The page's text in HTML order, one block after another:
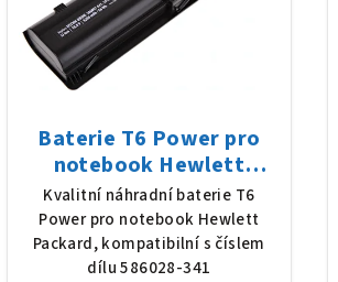
Baterie T6 Power pro
notebook Hewlett
Packard 586028-341, Li-
Ion, 10,8 V, 5200 mAh (56
Wh), černá
Kvalitní náhradní baterie T6
Power pro notebook Hewlett
Packard, kompatibilní s číslem
dílu 586028-341